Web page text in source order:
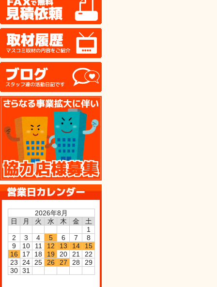
2026年8月
日
月 火 水 木 金
土
1
2
3 4 5 6 7
8
9
10 11 12 13 14
15
16
17 18 19 20 21
22
23
24 25 26 27 28
29
30 31